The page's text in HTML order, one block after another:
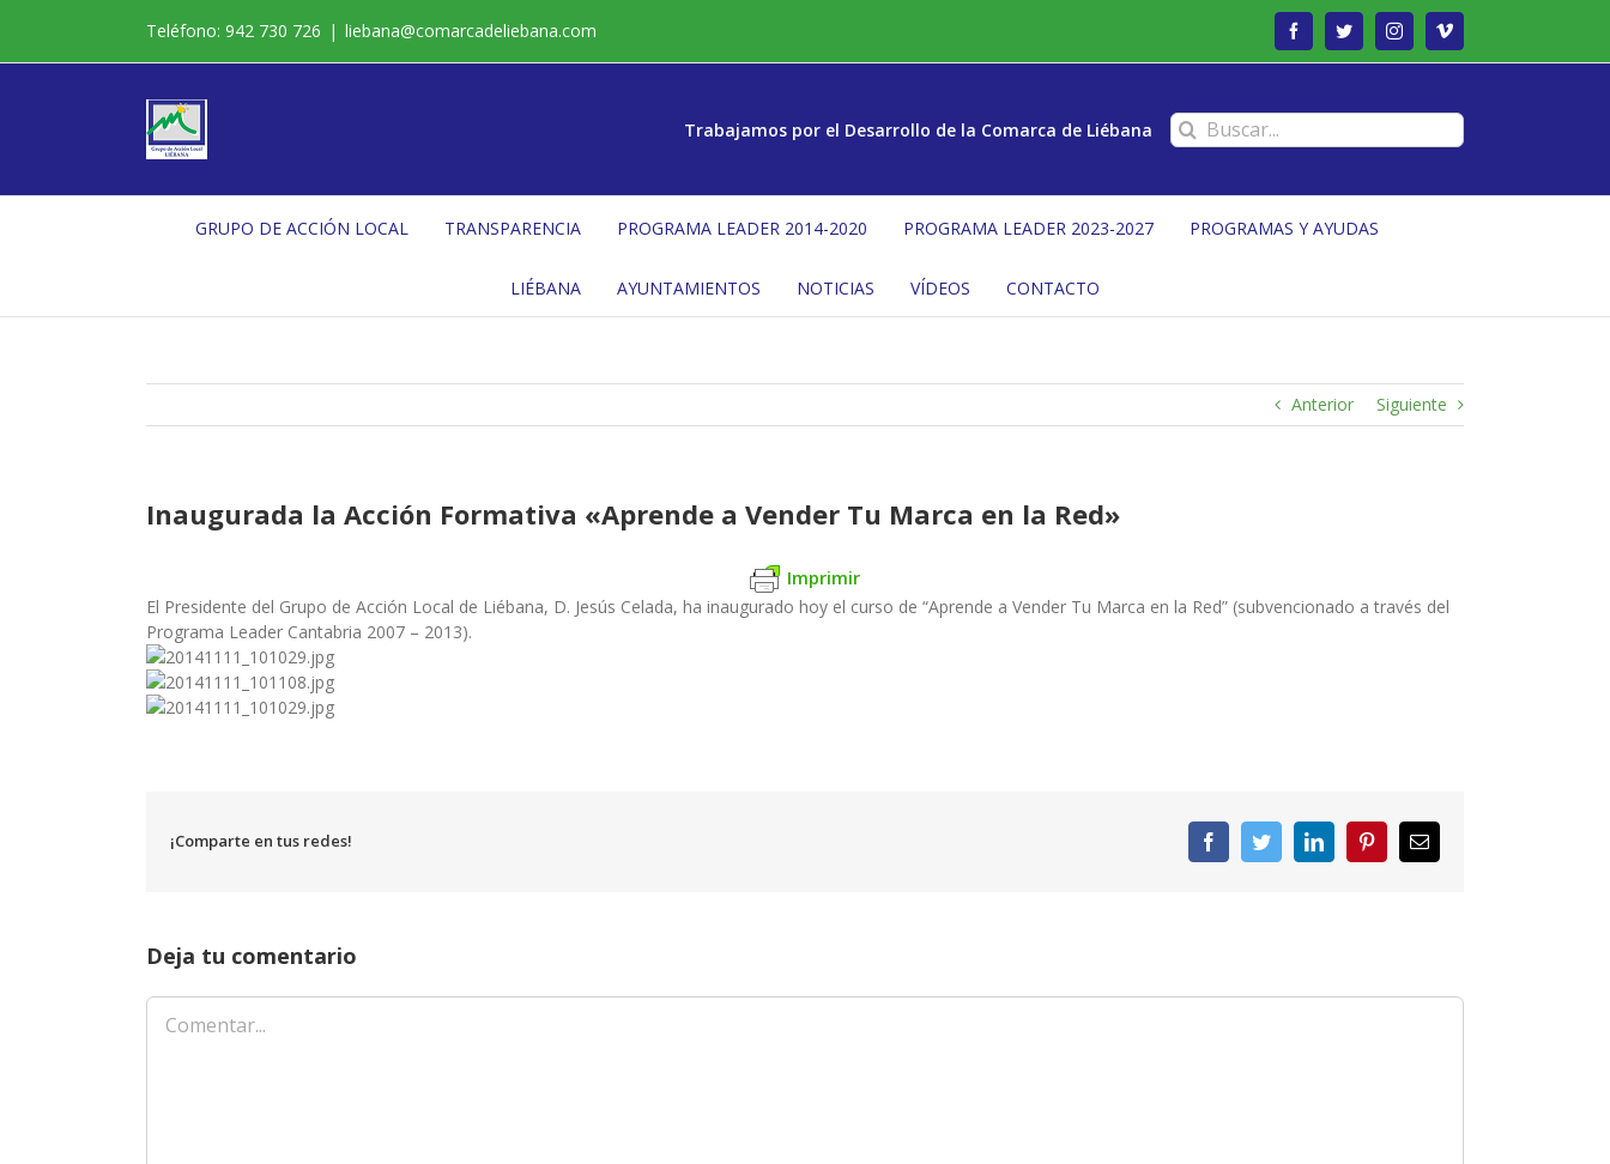
contenido
Teléfono: 942 730 726 | liebana@comarcadeliebana.com FacebookTwitterInstagramVimeo
Trabajamos por el Desarrollo de la Comarca de Liébana Buscar:
GRUPO DE ACCIÓN LOCAL TRANSPARENCIA PROGRAMA LEADER 2014-2020 PROGRAMA LEADER 2023-2027 PROGRAMAS Y AYUDAS
LIÉBANA AYUNTAMIENTOS NOTICIAS VÍDEOS CONTACTO
Anterior Siguiente
Inaugurada la Acción Formativa «Aprende a Vender Tu Marca en la Red»
Imprimir
El Presidente del Grupo de Acción Local de Liébana, D. Jesús Celada, ha inaugurado hoy el curso de “Aprende a Vender Tu Marca en la Red” (subvencionado a través del
Programa Leader Cantabria 2007 – 2013).
¡Comparte en tus redes! FacebookTwitterLinkedInPinterestCorreo
electrónico
Deja tu comentario
Comentar